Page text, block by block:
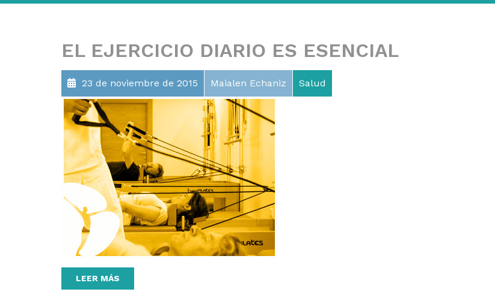
EL EJERCICIO DIARIO ES ESENCIAL
23 de noviembre de 2015 Maialen Echaniz Salud
LEER MÁS